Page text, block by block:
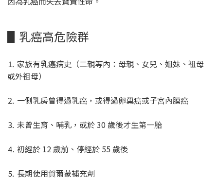
▋乳癌高危險群
⒈ 家族有乳癌病史（二親等內：母親、女兒、姐妹、祖母
或外祖母）
⒉ 一側乳房曾得過乳癌，或得過卵巢癌或子宮內膜癌
⒊ 未曾生育、哺乳，或於 30 歲後才生第一胎
⒋ 初經於 12 歲前、停經於 55 歲後
⒌ 長期使用賀爾蒙補充劑